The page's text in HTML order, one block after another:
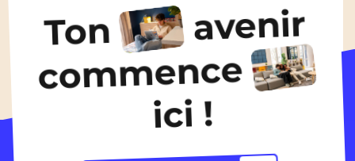
Découvrir les logements
Ton avenir
commence
ici !